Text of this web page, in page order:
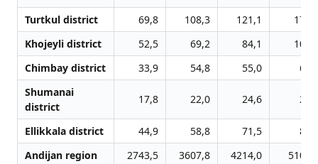
Turtkul district
69,8 108,3 121,1
Khojeyli district
52,5 69,2 84,1
Chimbay district
33,9 54,8 55,0
Shumanai
district
17,8 22,0 24,6
Ellikkala district 44,9 58,8 71,5
Andijan region
2743,5 3607,8 4214,0